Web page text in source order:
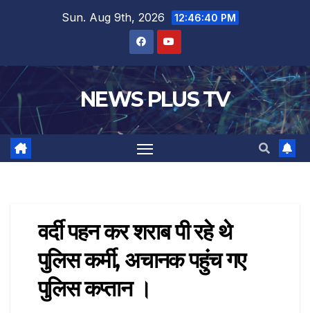
Sun. Aug 9th, 2026 12:46:40 PM
NEWS PLUS TV
वर्दी पहन कर शराब पी रहे थे
पुलिस कर्मी, अचानक पहुंच गए
पुलिस कप्तान ।